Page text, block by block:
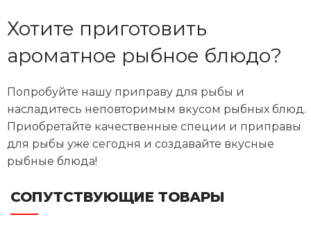
Хотите приготовить
ароматное рыбное блюдо?
Попробуйте нашу приправу для рыбы и
насладитесь неповторимым вкусом рыбных блюд.
Приобретайте качественные специи и приправы
для рыбы уже сегодня и создавайте вкусные
рыбные блюда!
СОПУТСТВУЮЩИЕ ТОВАРЫ